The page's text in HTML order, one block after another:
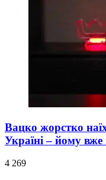
Вацко жорстко
Україні – йому вже
4 269